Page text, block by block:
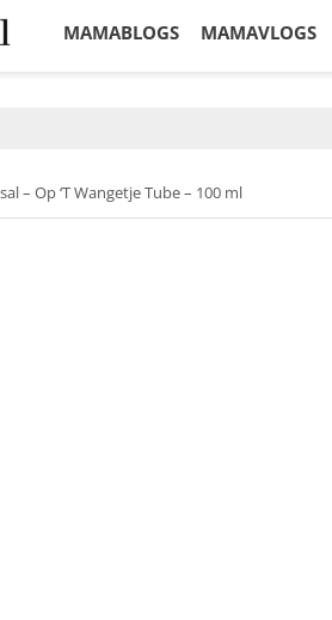
MAMABLOGS MAMAVLOGS
– Op ‘T Wangetje Tube – 100 ml